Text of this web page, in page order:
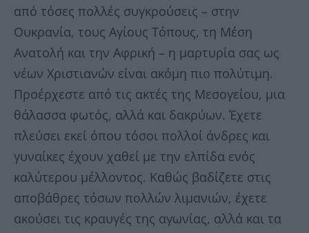
από τόσες πολλές συγκρούσεις – στην
Ουκρανία, τους Αγίους Τόπους, τη Μέση
Ανατολή και την Αφρική – η μαρτυρία σας ως
νέων Χριστιανών είναι ακόμη πιο πολύτιμη.
Προέρχεστε από τις ακτές της Μεσογείου, μια
θάλασσα φωτός, αλλά και δακρύων. Έχετε
πλεύσει εκεί όπου τόσοι πολλοί άνδρες και
γυναίκες έχουν χαθεί με την ελπίδα ενός
καλύτερου μέλλοντος. Καθώς βαδίζετε στις
αποβάθρες τόσων πολλών λιμανιών, έχετε
ακούσει τις κραυγές της αγωνίας, αλλά και τα